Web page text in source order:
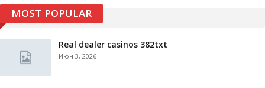
MOST POPULAR
Real dealer casinos 382txt
Июн 3, 2026